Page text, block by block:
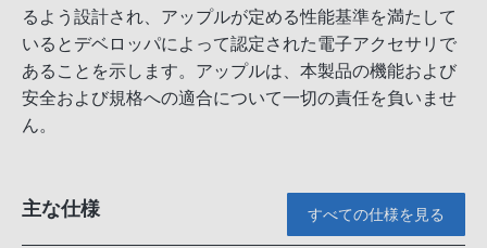
るよう設計され、アップルが定める性能基準を満たして
いるとデベロッパによって認定された電子アクセサリで
あることを示します。アップルは、本製品の機能および
安全および規格への適合について一切の責任を負いませ
ん。
主な仕様 すべての仕様を見る